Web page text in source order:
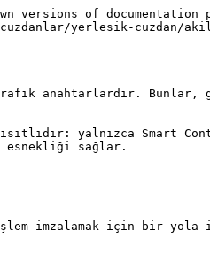
of documentation
yerlesik-cuzdan/
anahtarlardır. Bunlar,
yalnızca Smart
esnekliği sağlar.
imzalamak için bir